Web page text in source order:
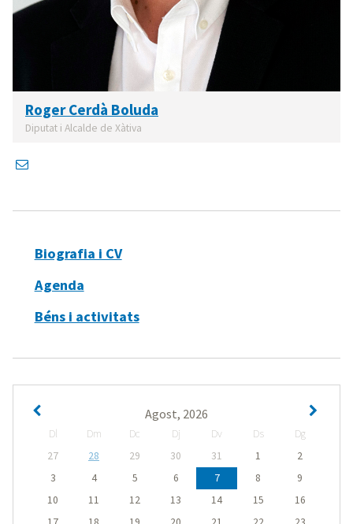
Roger Cerdà Boluda
Diputat i Alcalde de Xàtiva
Biografia i CV
Agenda
Béns i activitats
Agost, 2026
Dl Dm Dc Dj Dv Ds
Dg
27
28 29 30 31 1
2
3
4 5 6 7 8
9
10
11 12 13 14 15
16